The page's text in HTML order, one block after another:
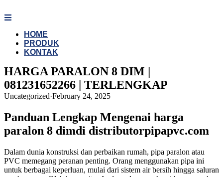
to
HOME
PRODUK
KONTAK
HARGA PARALON 8 DIM |
081231652266 | TERLENGKAP
Uncategorized·February 24, 2025
Panduan Lengkap Mengenai harga
paralon 8 dimdi distributorpipapvc.com
Dalam dunia konstruksi dan perbaikan rumah, pipa paralon atau
PVC memegang peranan penting. Orang menggunakan pipa ini
untuk berbagai keperluan, mulai dari sistem air bersih hingga saluran